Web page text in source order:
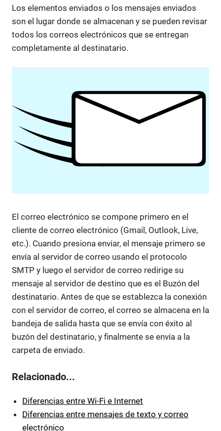
Los elementos enviados o los mensajes enviados
son el lugar donde se almacenan y se pueden revisar
todos los correos electrónicos que se entregan
completamente al destinatario.
El correo electrónico se compone primero en el
cliente de correo electrónico (Gmail, Outlook, Live,
etc.). Cuando presiona enviar, el mensaje primero se
envía al servidor de correo usando el protocolo
SMTP y luego el servidor de correo redirige su
mensaje al servidor de destino que es el Buzón del
destinatario. Antes de que se establezca la conexión
con el servidor de correo, el correo se almacena en la
bandeja de salida hasta que se envía con éxito al
buzón del destinatario, y finalmente se envía a la
carpeta de enviado.
Relacionado...
Diferencias entre Wi-Fi e Internet
Diferencias entre mensajes de texto y correo
electrónico